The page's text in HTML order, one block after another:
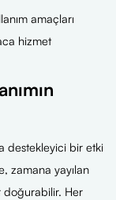
amaçları
hizmet
destekleyici bir etki
zamana yayılan
doğurabilir. Her